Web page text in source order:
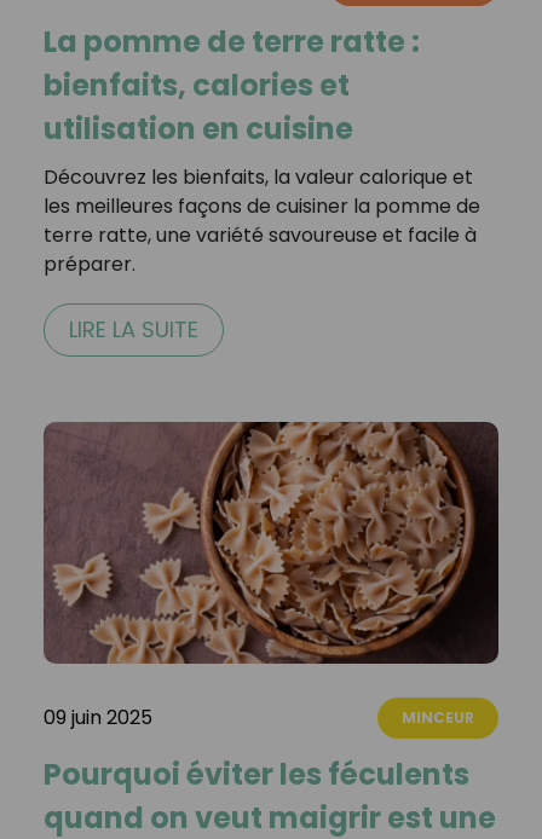
La pomme de terre ratte :
bienfaits, calories et
utilisation en cuisine
Découvrez les bienfaits, la valeur calorique et
les meilleures façons de cuisiner la pomme de
terre ratte, une variété savoureuse et facile à
préparer.
LIRE LA SUITE
09 juin 2025 MINCEUR
Pourquoi éviter les féculents
quand on veut maigrir est une